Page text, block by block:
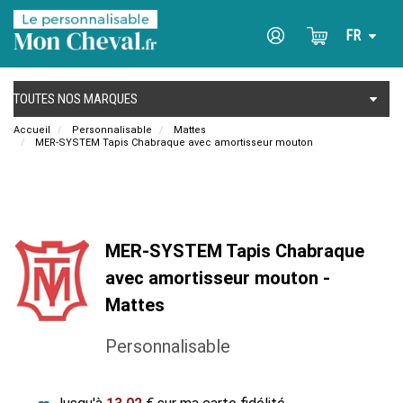
Accueil Personnalisable
Mattes
MER-SYSTEM Tapis Chabraque avec amortisseur mouton
MER-SYSTEM Tapis Chabraque
avec amortisseur mouton -
Mattes
Personnalisable